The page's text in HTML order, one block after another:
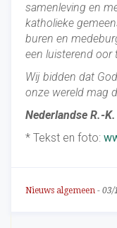
samenleving en
katholieke
buren en
een luisterend oor
Wij bidden dat
onze wereld mag
Nederlandse R.-
* Tekst en foto:
Nieuws algemeen - 03/